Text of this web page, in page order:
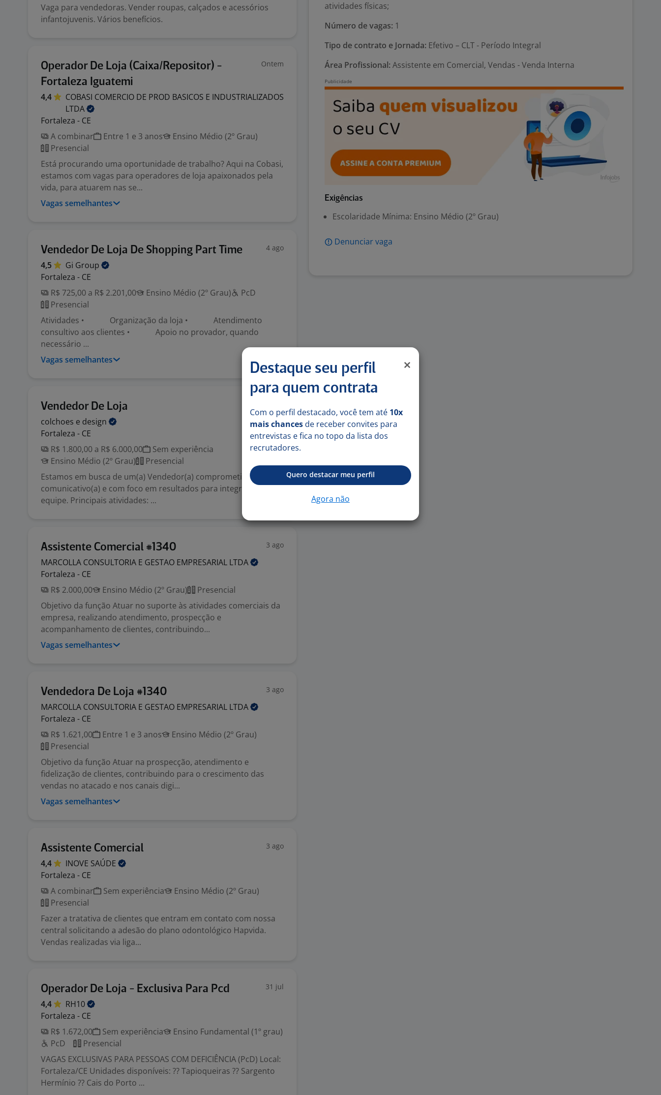
Vaga para vendedoras. Vender roupas, calçados e acessórios
infantojuvenis. Vários benefícios.
Operador De Loja (Caixa/Repositor) -
Fortaleza Iguatemi
Ontem
4,4
COBASI COMERCIO DE PROD BASICOS E INDUSTRIALIZADOS
LTDA
Fortaleza - CE
A combinar
Entre 1 e 3 anos
Ensino Médio (2º Grau)
Presencial
Está procurando uma oportunidade de trabalho? Aqui na Cobasi,
estamos com vagas para operadores de loja apaixonados pela
vida, para atuarem nas se...
Vagas semelhantes
Vendedor De Loja De Shopping Part Time 4 ago
4,5 Gi Group
Fortaleza - CE
R$ 725,00 a R$ 2.201,00
Ensino Médio (2º Grau)
PcD
Presencial
Atividades • Organização da loja • Atendimento
consultivo aos clientes • Apoio no provador, quando
necessário ...
Vagas semelhantes
Vendedor De Loja
colchoes e design
Fortaleza - CE
R$ 1.800,00 a R$ 6.000,00
Sem experiência
Ensino Médio (2º Grau)
Presencial
Estamos em busca de um(a) Vendedor(a) comprometido(a),
comunicativo(a) e com foco em resultados para integrar nossa
equipe. Principais atividades: ...
Assistente Comercial #1340 3 ago
MARCOLLA CONSULTORIA E GESTAO EMPRESARIAL LTDA
Fortaleza - CE
R$ 2.000,00
Ensino Médio (2º Grau)
Presencial
Objetivo da função Atuar no suporte às atividades comerciais da
empresa, realizando atendimento, prospecção e
acompanhamento de clientes, contribuindo...
Vagas semelhantes
Vendedora De Loja #1340 3 ago
MARCOLLA CONSULTORIA E GESTAO EMPRESARIAL LTDA
Fortaleza - CE
R$ 1.621,00
Entre 1 e 3 anos
Ensino Médio (2º Grau)
Presencial
Objetivo da função Atuar na prospecção, atendimento e
fidelização de clientes, contribuindo para o crescimento das
vendas no atacado e nos canais digi...
Vagas semelhantes
Assistente Comercial 3 ago
4,4 INOVE SAÚDE
Fortaleza - CE
A combinar
Sem experiência
Ensino Médio (2º Grau)
Presencial
Fazer a tratativa de clientes que entram em contato com nossa
central solicitando a adesão do plano odontológico Hapvida.
Vendas realizadas via liga...
Operador De Loja - Exclusiva Para Pcd 31 jul
4,4
RH10
Fortaleza - CE
R$ 1.672,00
Sem experiência
Ensino Fundamental (1º grau)
PcD
Presencial
VAGAS EXCLUSIVAS PARA PESSOAS COM DEFICIÊNCIA (PcD) Local:
Fortaleza/CE Unidades disponíveis: ?? Tapioqueiras ?? Sargento
Hermínio ?? Cais do Porto ...
atividades físicas;
Número de vagas: 1
Tipo de contrato e Jornada: Efetivo – CLT - Período Integral
Área Profissional: Assistente em Comercial, Vendas - Venda Interna
Exigências
Escolaridade Mínima: Ensino Médio (2º Grau)
Denunciar vaga
Destaque seu perfil
para quem contrata
Com o perfil destacado, você tem até 10x
mais chances de receber convites para
entrevistas e fica no topo da lista dos
recrutadores.
Quero destacar meu perfil
Agora não